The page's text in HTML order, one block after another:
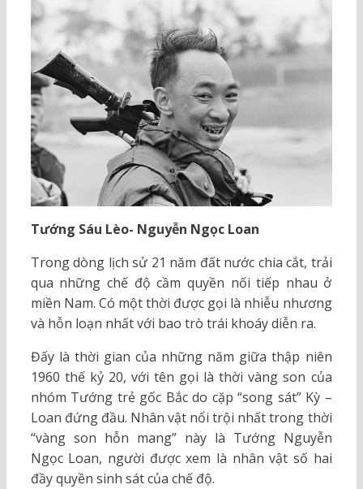
Tướng Sáu Lèo- Nguyễn Ngọc Loan
Trong dòng lịch sử 21 năm đất nước chia cắt, trải
qua những chế độ cầm quyền nối tiếp nhau ở
miền Nam. Có một thời được gọi là nhiễu nhương
và hỗn loạn nhất với bao trò trái khoáy diễn ra.
Đấy là thời gian của những năm giữa thập niên
1960 thế kỷ 20, với tên gọi là thời vàng son của
nhóm Tướng trẻ gốc Bắc do cặp “song sát” Kỳ –
Loan đứng đầu. Nhân vật nổi trội nhất trong thời
“vàng son hỗn mang” này là Tướng Nguyễn
Ngọc Loan, người được xem là nhân vật số hai
đầy quyền sinh sát của chế độ.